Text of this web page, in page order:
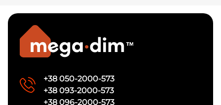
+38 050-2000-573
+38 093-2000-573
+38 096-2000-573